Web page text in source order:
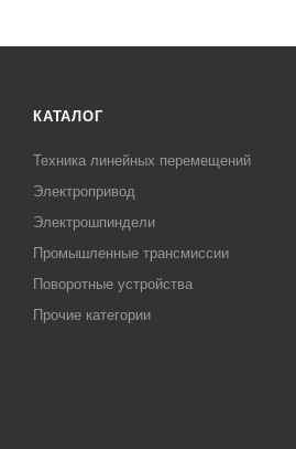
КАТАЛОГ
Техника линейных перемещений
Электропривод
Электрошпиндели
Промышленные трансмиссии
Поворотные устройства
Прочие категории